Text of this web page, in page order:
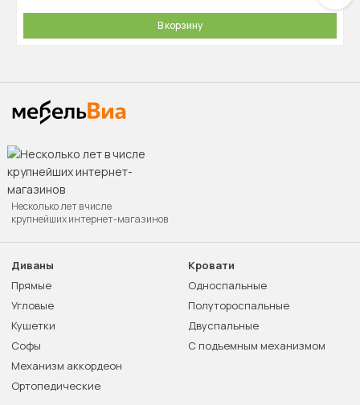
В корзину
Несколько лет в числе
крупнейших интернет-магазинов
Диваны
Прямые
Угловые
Кушетки
Софы
Механизм аккордеон
Ортопедические
Кровати
Односпальные
Полутороспальные
Двуспальные
С подъемным механизмом